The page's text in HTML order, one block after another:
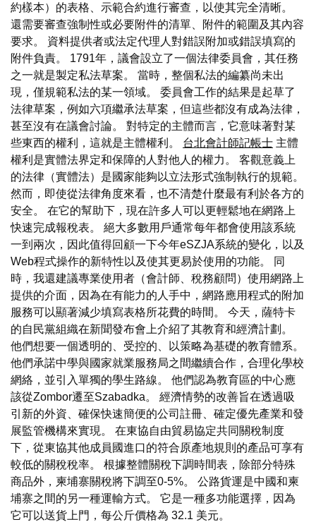
約樣本）的表格、示範合約進行審查，以使其完全清晰。
還需要審查強制性或必要附件的清單、附件的範圍及其內容
要求。 資料提供者或法定代理人對錯誤附加或錯誤填寫的
附件負責。 1791年，議會設立了一個法律委員會，其任務
之一就是製定私法草案。 當時，整個私法的編纂尚未出
現，僅規範私法的某一領域。 委員會工作的結果是起草了
法律草案，例如六項繼承法草案，但這些都沒有成為法律，
甚至沒有在議會討論。 對特定的主體而言，它意味著對某
些東西的權利，這就是主體權利。 台北會計師記帳士 主體
權利是實體法界定和保障的人對他人的權力。 客觀意義上
的法律（實體法）是國家能夠以立法形式強制執行的規範。
然而，即使從法律角度來看，也不清楚什麼最有利於各方的
安全。 在它的幫助下，現在許多人可以更輕鬆地在網路上
快速完成報稅表。 絕大多數用戶通常每年都會使用該系統
一到兩次，因此值得回顧一下今年eSZJA系統的變化，以及
Web程式操作的新特性以及使其更易於使用的功能。 同
時，我還建議專業使用者（會計師、稅務顧問）使用網路上
提供的介面，因為在有能力的人手中，網路應用程式的附加
服務可以顯著減少填寫表格所花費的時間。 今天，薩特卡
的自民黨組織在新聞發布會上介紹了其教育和經濟計劃。
他們想要一個透明的、受控的、以策略為基礎的教育體系。
他們承諾中學與國家就業服務局之間繼續合作，合理化學校
網絡，並引入單獨的學生路線。 他們認為教育區的中心應
該從Zombor遷至Szabadka。 經濟情勢的改善旨在透過吸
引新的外資、確保快速簡便的公司註冊、確定優先產業和發
展監管機構來實現。 在東協自由貿易協定共同關稅制度
下，從東協其他成員國進口的符合原產地規則的產品可享有
較低的關稅稅率。 根據整體關稅下調時間表，除部分特殊
商品外，柬埔寨關稅將下調至0-5%。 公路貨運是中國和柬
埔寨之間的另一種運輸方式。 它是一種多功能選擇，因為
它可以送貨上門，每公斤價格為 32.1 美元。